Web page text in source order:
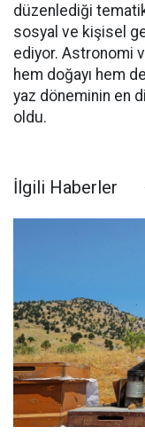
düzenlediği
sosyal ve kişisel
ediyor. Astronomi
hem doğayı hem
yaz döneminin en
oldu.
İlgili Haberler